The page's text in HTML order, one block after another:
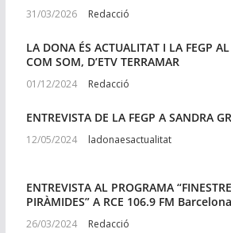
31/03/2026 Redacció
LA DONA ÉS ACTUALITAT I LA FEGP
COM SOM, D’ETV TERRAMAR
01/12/2024 Redacció
ENTREVISTA DE LA FEGP A SANDRA
12/05/2024 ladonaesactualitat
ENTREVISTA AL PROGRAMA
PIRÀMIDES” A RCE 106.9 FM Barcelona
26/03/2024 Redacció